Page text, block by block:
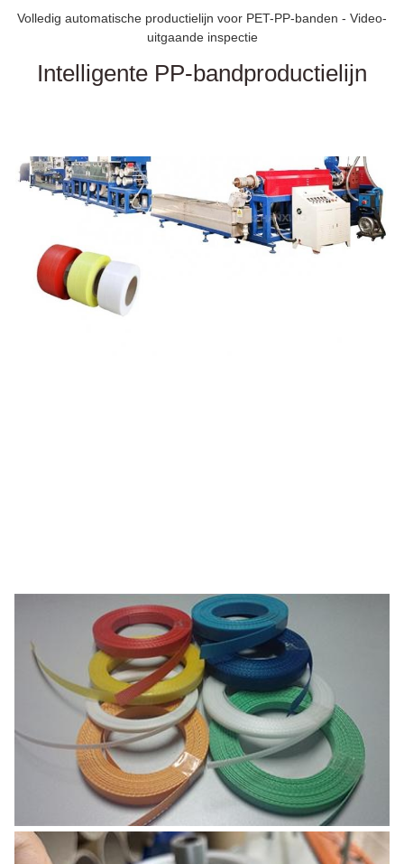
Volledig automatische productielijn voor PET-PP-banden - Video-
uitgaande inspectie
Intelligente PP-bandproductielijn